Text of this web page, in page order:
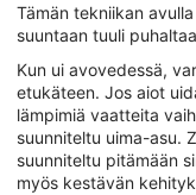
Tämän tekniikan
suuntaan tuuli
Kun ui avovedessä,
etukäteen. Jos aiot
lämpimiä vaatteita
suunniteltu uima-asu.
suunniteltu pitämään
myös kestävän